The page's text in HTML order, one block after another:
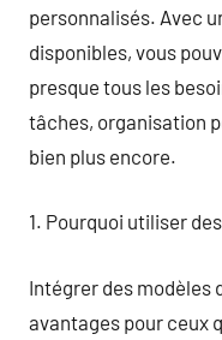
personnalisés. Avec
disponibles, vous
presque tous les
tâches, organisation
bien plus encore.
1. Pourquoi utiliser
Intégrer des modèles
avantages pour ceux